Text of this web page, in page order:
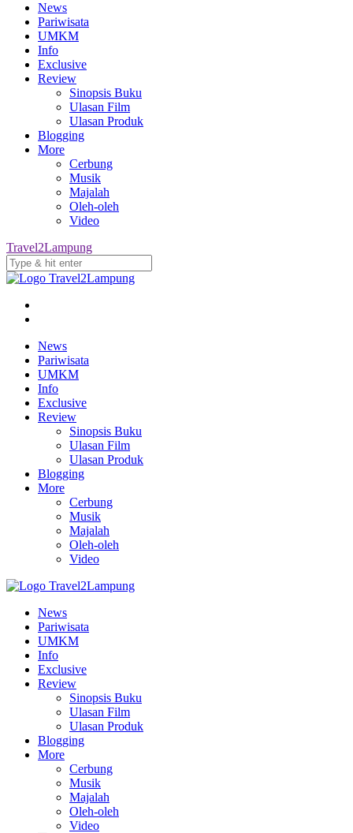
News
Pariwisata
UMKM
Info
Exclusive
Review
Sinopsis Buku
Ulasan Film
Ulasan Produk
Blogging
More
Cerbung
Musik
Majalah
Oleh-oleh
Video
Travel2Lampung
News
Pariwisata
UMKM
Info
Exclusive
Review
Sinopsis Buku
Ulasan Film
Ulasan Produk
Blogging
More
Cerbung
Musik
Majalah
Oleh-oleh
Video
News
Pariwisata
UMKM
Info
Exclusive
Review
Sinopsis Buku
Ulasan Film
Ulasan Produk
Blogging
More
Cerbung
Musik
Majalah
Oleh-oleh
Video